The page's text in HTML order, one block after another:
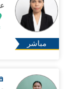
مباشر